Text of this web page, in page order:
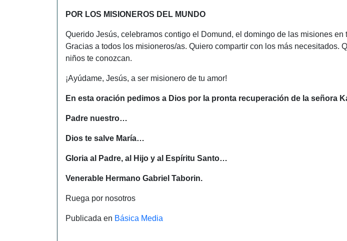
POR LOS MISIONEROS DEL MUNDO
Querido Jesús, celebramos contigo el Domund, el domingo de las misiones en
Gracias a todos los misioneros/as. Quiero compartir con los más necesitados.
niños te conozcan.
¡Ayúdame, Jesús, a ser misionero de tu amor!
En esta oración pedimos a Dios por la pronta recuperación de la señora
Padre nuestro…
Dios te salve María…
Gloria al Padre, al Hijo y al Espíritu Santo…
Venerable Hermano Gabriel Taborin.
Ruega por nosotros
Publicada en Básica Media